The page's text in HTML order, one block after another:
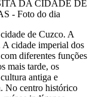
de Cuzco. A
cidade imperial dos
diferentes funções
mais tarde, os
antiga e
No centro histórico